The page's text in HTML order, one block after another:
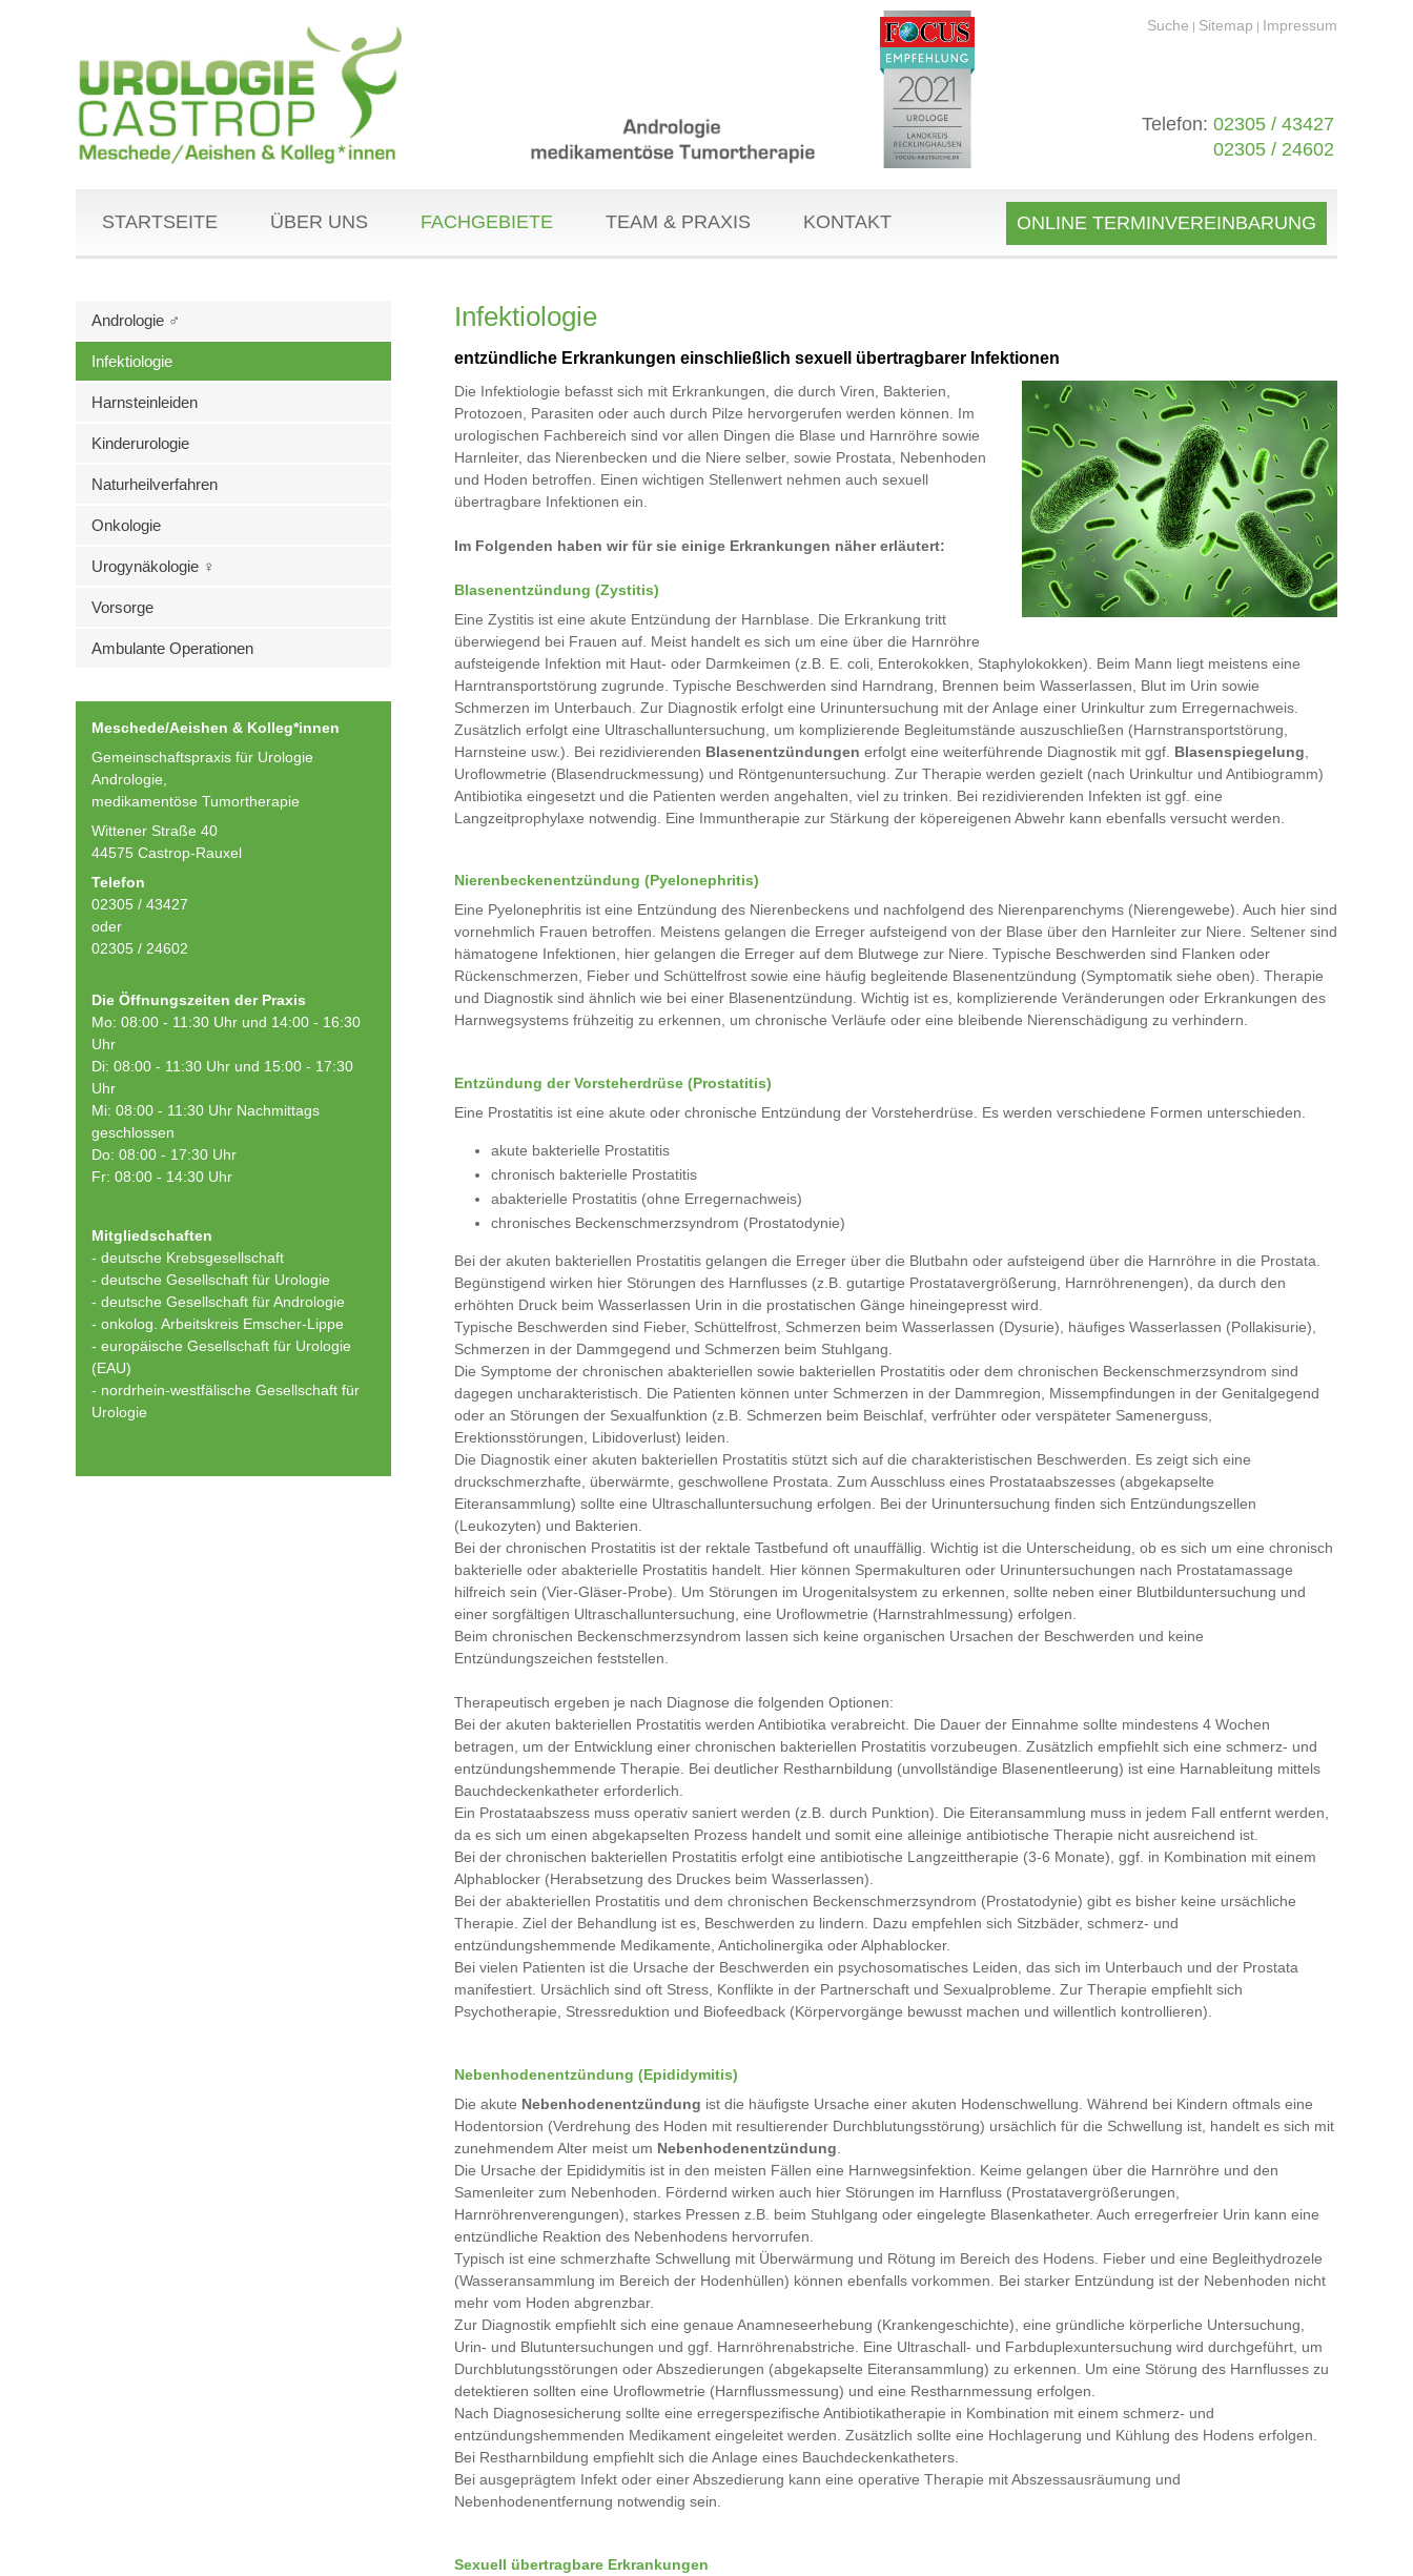
Suche | Sitemap | Impressum
Telefon: 02305 / 43427
02305 / 24602
STARTSEITE ÜBER UNS FACHGEBIETE TEAM & PRAXIS KONTAKT ONLINE TERMINVEREINBARUNG
Andrologie ♂
Infektiologie
Harnsteinleiden
Kinderurologie
Naturheilverfahren
Onkologie
Urogynäkologie ♀
Vorsorge
Ambulante Operationen
Meschede/Aeishen & Kolleg*innen
Gemeinschaftspraxis für Urologie
Andrologie,
medikamentöse Tumortherapie
Wittener Straße 40
44575 Castrop-Rauxel
Telefon
02305 / 43427
oder
02305 / 24602
Die Öffnungszeiten der Praxis
Mo: 08:00 - 11:30 Uhr und 14:00 - 16:30
Uhr
Di: 08:00 - 11:30 Uhr und 15:00 - 17:30
Uhr
Mi: 08:00 - 11:30 Uhr Nachmittags
geschlossen
Do: 08:00 - 17:30 Uhr
Fr: 08:00 - 14:30 Uhr
Mitgliedschaften
- deutsche Krebsgesellschaft
- deutsche Gesellschaft für Urologie
- deutsche Gesellschaft für Andrologie
- onkolog. Arbeitskreis Emscher-Lippe
- europäische Gesellschaft für Urologie
(EAU)
- nordrhein-westfälische Gesellschaft für
Urologie
Infektiologie
entzündliche Erkrankungen einschließlich sexuell übertragbarer Infektionen
Die Infektiologie befasst sich mit Erkrankungen, die durch Viren, Bakterien,
Protozoen, Parasiten oder auch durch Pilze hervorgerufen werden können. Im
urologischen Fachbereich sind vor allen Dingen die Blase und Harnröhre sowie
Harnleiter, das Nierenbecken und die Niere selber, sowie Prostata, Nebenhoden
und Hoden betroffen. Einen wichtigen Stellenwert nehmen auch sexuell
übertragbare Infektionen ein.
Im Folgenden haben wir für sie einige Erkrankungen näher erläutert:
Blasenentzündung (Zystitis)
Eine Zystitis ist eine akute Entzündung der Harnblase. Die Erkrankung tritt
überwiegend bei Frauen auf. Meist handelt es sich um eine über die Harnröhre
aufsteigende Infektion mit Haut- oder Darmkeimen (z.B. E. coli, Enterokokken, Staphylokokken). Beim Mann liegt meistens eine
Harntransportstörung zugrunde. Typische Beschwerden sind Harndrang, Brennen beim Wasserlassen, Blut im Urin sowie
Schmerzen im Unterbauch. Zur Diagnostik erfolgt eine Urinuntersuchung mit der Anlage einer Urinkultur zum Erregernachweis.
Zusätzlich erfolgt eine Ultraschalluntersuchung, um komplizierende Begleitumstände auszuschließen (Harnstransportstörung,
Harnsteine usw.). Bei rezidivierenden Blasenentzündungen erfolgt eine weiterführende Diagnostik mit ggf. Blasenspiegelung
Uroflowmetrie (Blasendruckmessung) und Röntgenuntersuchung. Zur Therapie werden gezielt (nach Urinkultur und Antibiogramm)
Antibiotika eingesetzt und die Patienten werden angehalten, viel zu trinken. Bei rezidivierenden Infekten ist ggf. eine
Langzeitprophylaxe notwendig. Eine Immuntherapie zur Stärkung der köpereigenen Abwehr kann ebenfalls versucht werden.
Nierenbeckenentzündung (Pyelonephritis)
Eine Pyelonephritis ist eine Entzündung des Nierenbeckens und nachfolgend des Nierenparenchyms (Nierengewebe). Auch hier sind
vornehmlich Frauen betroffen. Meistens gelangen die Erreger aufsteigend von der Blase über den Harnleiter zur Niere. Seltener sind
hämatogene Infektionen, hier gelangen die Erreger auf dem Blutwege zur Niere. Typische Beschwerden sind Flanken oder
Rückenschmerzen, Fieber und Schüttelfrost sowie eine häufig begleitende Blasenentzündung (Symptomatik siehe oben). Therapie
und Diagnostik sind ähnlich wie bei einer Blasenentzündung. Wichtig ist es, komplizierende Veränderungen oder Erkrankungen des
Harnwegsystems frühzeitig zu erkennen, um chronische Verläufe oder eine bleibende Nierenschädigung zu verhindern.
Entzündung der Vorsteherdrüse (Prostatitis)
Eine Prostatitis ist eine akute oder chronische Entzündung der Vorsteherdrüse. Es werden verschiedene Formen unterschieden.
akute bakterielle Prostatitis
chronisch bakterielle Prostatitis
abakterielle Prostatitis (ohne Erregernachweis)
chronisches Beckenschmerzsyndrom (Prostatodynie)
Bei der akuten bakteriellen Prostatitis gelangen die Erreger über die Blutbahn oder aufsteigend über die Harnröhre in die Prostata.
Begünstigend wirken hier Störungen des Harnflusses (z.B. gutartige Prostatavergrößerung, Harnröhrenengen), da durch den
erhöhten Druck beim Wasserlassen Urin in die prostatischen Gänge hineingepresst wird.
Typische Beschwerden sind Fieber, Schüttelfrost, Schmerzen beim Wasserlassen (Dysurie), häufiges Wasserlassen (Pollakisurie),
Schmerzen in der Dammgegend und Schmerzen beim Stuhlgang.
Die Symptome der chronischen abakteriellen sowie bakteriellen Prostatitis oder dem chronischen Beckenschmerzsyndrom sind
dagegen uncharakteristisch. Die Patienten können unter Schmerzen in der Dammregion, Missempfindungen in der Genitalgegend
oder an Störungen der Sexualfunktion (z.B. Schmerzen beim Beischlaf, verfrühter oder verspäteter Samenerguss,
Erektionsstörungen, Libidoverlust) leiden.
Die Diagnostik einer akuten bakteriellen Prostatitis stützt sich auf die charakteristischen Beschwerden. Es zeigt sich eine
druckschmerzhafte, überwärmte, geschwollene Prostata. Zum Ausschluss eines Prostataabszesses (abgekapselte
Eiteransammlung) sollte eine Ultraschalluntersuchung erfolgen. Bei der Urinuntersuchung finden sich Entzündungszellen
(Leukozyten) und Bakterien.
Bei der chronischen Prostatitis ist der rektale Tastbefund oft unauffällig. Wichtig ist die Unterscheidung, ob es sich um eine chronisch
bakterielle oder abakterielle Prostatitis handelt. Hier können Spermakulturen oder Urinuntersuchungen nach Prostatamassage
hilfreich sein (Vier-Gläser-Probe). Um Störungen im Urogenitalsystem zu erkennen, sollte neben einer Blutbilduntersuchung und
einer sorgfältigen Ultraschalluntersuchung, eine Uroflowmetrie (Harnstrahlmessung) erfolgen.
Beim chronischen Beckenschmerzsyndrom lassen sich keine organischen Ursachen der Beschwerden und keine
Entzündungszeichen feststellen.
Therapeutisch ergeben je nach Diagnose die folgenden Optionen:
Bei der akuten bakteriellen Prostatitis werden Antibiotika verabreicht. Die Dauer der Einnahme sollte mindestens 4 Wochen
betragen, um der Entwicklung einer chronischen bakteriellen Prostatitis vorzubeugen. Zusätzlich empfiehlt sich eine schmerz- und
entzündungshemmende Therapie. Bei deutlicher Restharnbildung (unvollständige Blasenentleerung) ist eine Harnableitung mittels
Bauchdeckenkatheter erforderlich.
Ein Prostataabszess muss operativ saniert werden (z.B. durch Punktion). Die Eiteransammlung muss in jedem Fall entfernt werden,
da es sich um einen abgekapselten Prozess handelt und somit eine alleinige antibiotische Therapie nicht ausreichend ist.
Bei der chronischen bakteriellen Prostatitis erfolgt eine antibiotische Langzeittherapie (3-6 Monate), ggf. in Kombination mit einem
Alphablocker (Herabsetzung des Druckes beim Wasserlassen).
Bei der abakteriellen Prostatitis und dem chronischen Beckenschmerzsyndrom (Prostatodynie) gibt es bisher keine ursächliche
Therapie. Ziel der Behandlung ist es, Beschwerden zu lindern. Dazu empfehlen sich Sitzbäder, schmerz- und
entzündungshemmende Medikamente, Anticholinergika oder Alphablocker.
Bei vielen Patienten ist die Ursache der Beschwerden ein psychosomatisches Leiden, das sich im Unterbauch und der Prostata
manifestiert. Ursächlich sind oft Stress, Konflikte in der Partnerschaft und Sexualprobleme. Zur Therapie empfiehlt sich
Psychotherapie, Stressreduktion und Biofeedback (Körpervorgänge bewusst machen und willentlich kontrollieren).
Nebenhodenentzündung (Epididymitis)
Die akute Nebenhodenentzündung ist die häufigste Ursache einer akuten Hodenschwellung. Während bei Kindern oftmals eine
Hodentorsion (Verdrehung des Hoden mit resultierender Durchblutungsstörung) ursächlich für die Schwellung ist, handelt es sich mit
zunehmendem Alter meist um Nebenhodenentzündung
Die Ursache der Epididymitis ist in den meisten Fällen eine Harnwegsinfektion. Keime gelangen über die Harnröhre und den
Samenleiter zum Nebenhoden. Fördernd wirken auch hier Störungen im Harnfluss (Prostatavergrößerungen,
Harnröhrenverengungen), starkes Pressen z.B. beim Stuhlgang oder eingelegte Blasenkatheter. Auch erregerfreier Urin kann eine
entzündliche Reaktion des Nebenhodens hervorrufen.
Typisch ist eine schmerzhafte Schwellung mit Überwärmung und Rötung im Bereich des Hodens. Fieber und eine Begleithydrozele
(Wasseransammlung im Bereich der Hodenhüllen) können ebenfalls vorkommen. Bei starker Entzündung ist der Nebenhoden nicht
mehr vom Hoden abgrenzbar.
Zur Diagnostik empfiehlt sich eine genaue Anamneseerhebung (Krankengeschichte), eine gründliche körperliche Untersuchung,
Urin- und Blutuntersuchungen und ggf. Harnröhrenabstriche. Eine Ultraschall- und Farbduplexuntersuchung wird durchgeführt, um
Durchblutungsstörungen oder Abszedierungen (abgekapselte Eiteransammlung) zu erkennen. Um eine Störung des Harnflusses zu
detektieren sollten eine Uroflowmetrie (Harnflussmessung) und eine Restharnmessung erfolgen.
Nach Diagnosesicherung sollte eine erregerspezifische Antibiotikatherapie in Kombination mit einem schmerz- und
entzündungshemmenden Medikament eingeleitet werden. Zusätzlich sollte eine Hochlagerung und Kühlung des Hodens erfolgen.
Bei Restharnbildung empfiehlt sich die Anlage eines Bauchdeckenkatheters.
Bei ausgeprägtem Infekt oder einer Abszedierung kann eine operative Therapie mit Abszessausräumung und
Nebenhodenentfernung notwendig sein.
Sexuell übertragbare Erkrankungen